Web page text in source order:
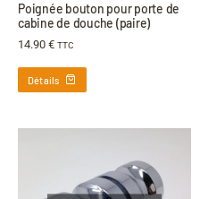
Poignée bouton pour porte de
cabine de douche (paire)
14.90 € TTC
Détails